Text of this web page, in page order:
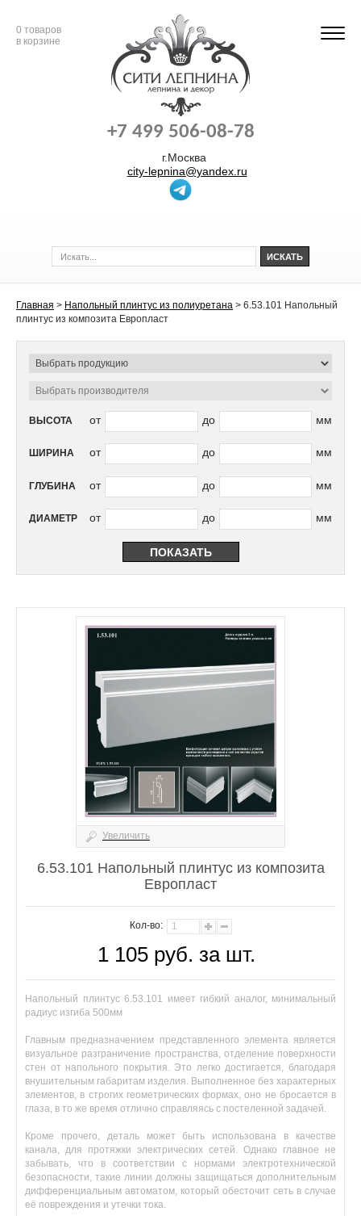
+7 499 506-08-78
0 товаров
в корзине
г.Москва
city-lepnina@yandex.ru
Главная > Напольный плинтус из полиуретана > 6.53.101 Напольный
плинтус из композита Европласт
ВЫСОТА от до мм
ШИРИНА от до мм
ГЛУБИНА от до мм
ДИАМЕТР от до мм
Увеличить
6.53.101 Напольный плинтус из композита
Европласт
Кол-во:
1 105 руб. за шт.
Напольный плинтус 6.53.101 имеет гибкий аналог, минимальный
радиус изгиба 500мм
Главным предназначением представленного элемента является
визуальное разграничение пространства, отделение поверхности
стен от напольного покрытия. Это легко достигается, благодаря
внушительным габаритам изделия. Выполненное без характерных
элементов, в строгих геометрических формах, оно не бросается в
глаза, в то же время отлично справляясь с постеленной задачей.
Кроме прочего, деталь может быть использована в качестве
канала, для протяжки электрических сетей. Однако главное не
забывать, что в соответствии с нормами электротехнической
безопасности, такие линии должны защищаться дополнительным
дифференциальным автоматом, который обесточит сеть в случае
её повреждения и утечки тока.